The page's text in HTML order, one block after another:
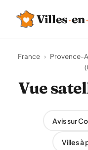
Villes·en·
France › Provence-
Vue
Avis sur
Villes à